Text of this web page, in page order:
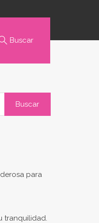
Buscar
para
tranquilidad.